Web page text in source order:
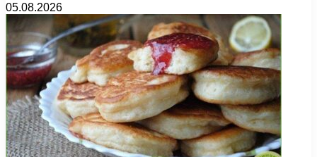
05.08.2026